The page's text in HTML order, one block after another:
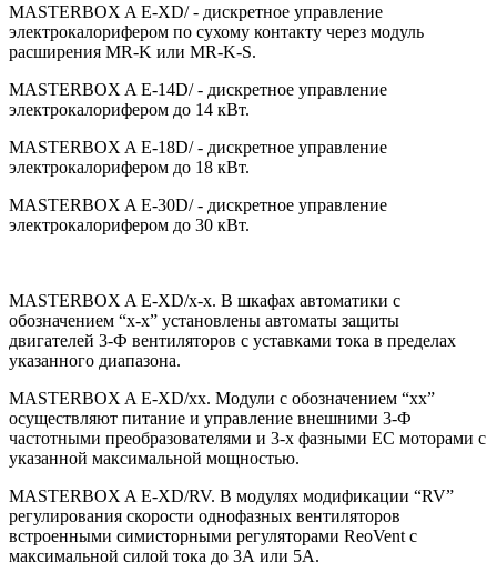
MASTERBOX A E-ХD/ - дискретное управление
электрокалорифером по сухому контакту через модуль
расширения MR-K или MR-K-S.
MASTERBOX A E-14D/ - дискретное управление
электрокалорифером до 14 кВт.
MASTERBOX A E-18D/ - дискретное управление
электрокалорифером до 18 кВт.
MASTERBOX A E-30D/ - дискретное управление
электрокалорифером до 30 кВт.
MASTERBOX A E-XD/x-x. В шкафах автоматики с
обозначением “x-x” установлены автоматы защиты
двигателей 3-Ф вентиляторов с уставками тока в пределах
указанного диапазона.
MASTERBOX A E-XD/xx. Модули с обозначением “xx”
осуществляют питание и управление внешними 3-Ф
частотными преобразователями и 3-х фазными ЕС моторами с
указанной максимальной мощностью.
MASTERBOX A E-XD/RV. В модулях модификации “RV”
регулирования скорости однофазных вентиляторов
встроенными симисторными регуляторами ReoVent с
максимальной силой тока до 3А или 5А.